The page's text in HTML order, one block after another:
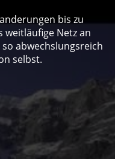
bis zu
weitläufige Netz an
abwechslungsreich
selbst.